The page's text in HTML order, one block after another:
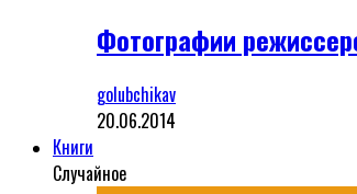
Фотографии
golubchikav
20.06.2014
Книги
Случайное